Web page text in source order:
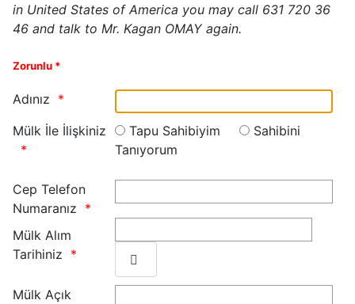
in United States of America you may call 631 720 36
46 and talk to Mr. Kagan OMAY again.
Zorunlu *
Adınız
Mülk İle İlişkiniz
Tapu Sahibiyim
Sahibini
Tanıyorum
Cep Telefon
Numaranız
Mülk Alım
Tarihiniz
Mülk Açık